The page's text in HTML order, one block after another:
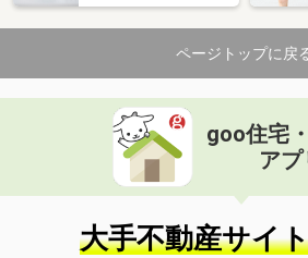
ページトップに戻
goo住宅
アプ
大手不動産サイ